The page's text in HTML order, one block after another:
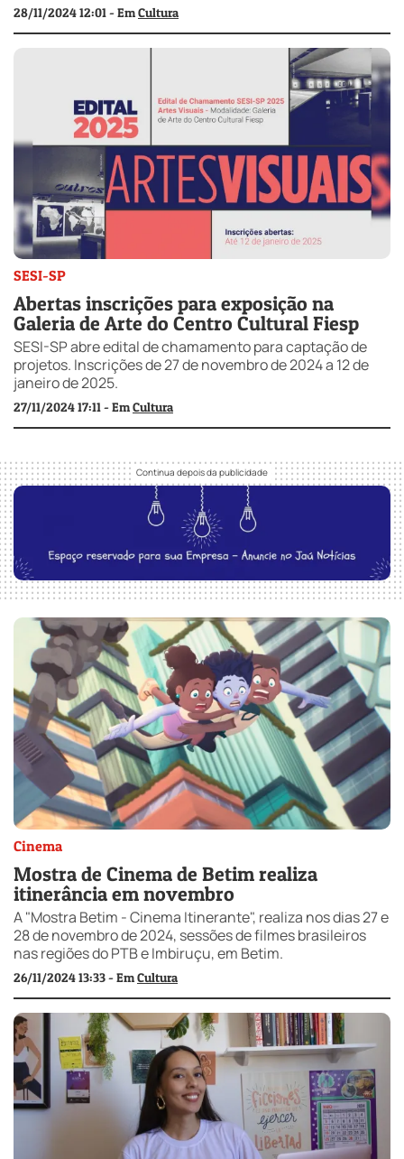
28/11/2024 12:01 - EmCultura
SESI-SP
Abertas inscrições para exposição na
Galeria de Arte do Centro Cultural Fiesp
SESI-SP abre edital de chamamento para captação de
projetos. Inscrições de 27 de novembro de 2024 a 12 de
janeiro de 2025.
27/11/2024 17:11 - EmCultura
Cinema
Mostra de Cinema de Betim realiza
itinerância em novembro
A "Mostra Betim - Cinema Itinerante", realiza nos dias 27 e
28 de novembro de 2024, sessões de filmes brasileiros
nas regiões do PTB e Imbiruçu, em Betim.
26/11/2024 13:33 - EmCultura